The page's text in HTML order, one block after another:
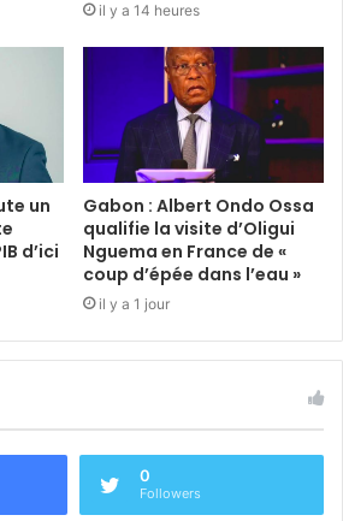
il y a 14 heures
un
d’ici
Gabon : Albert Ondo Ossa
qualifie la visite d’Oligui
Nguema en France de «
coup d’épée dans l’eau »
il y a 1 jour
0
Followers